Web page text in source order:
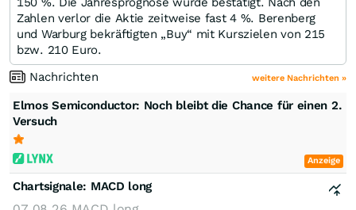
Zahlen verlor die Aktie zeitweise fast 4 %. Berenberg
und Warburg bekräftigten „Buy“ mit Kurszielen von 215
bzw. 210 Euro.
Nachrichten
weitere Nachrichten »
Elmos Semiconductor: Noch bleibt die Chance für einen 2.
Versuch
Anzeige
Chartsignale: MACD long